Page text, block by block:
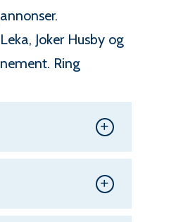
Joker Husby og
Ring